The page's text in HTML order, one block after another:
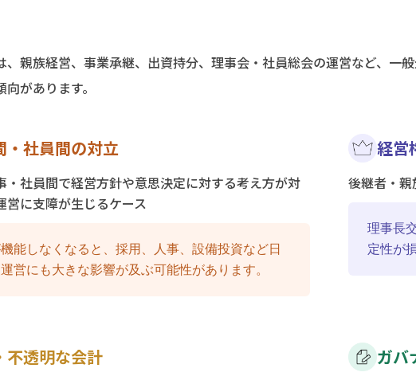
、親族経営、事業承継、出資持分、理事会・社員総会の運営など、一
があります。
・社員間の対立
・社員間で経営方針や意思決定に対する考え方が対
営に支障が生じるケース
能しなくなると、採用、人事、設備投資など日
営にも大きな影響が及ぶ可能性があります。
経営
後継者・
理事長
定性が
不透明な会計 ガバ